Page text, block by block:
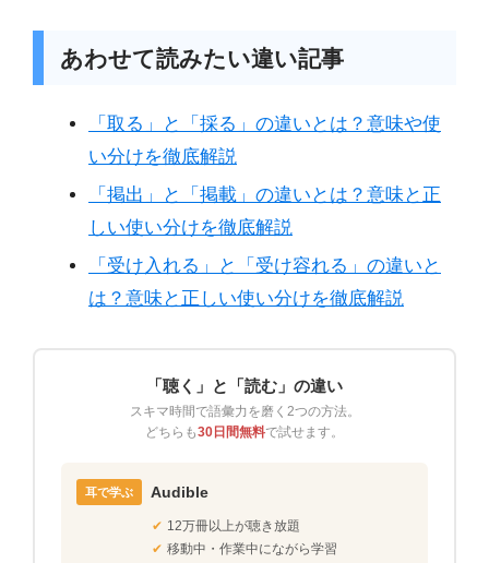
あわせて読みたい違い記事
「取る」と「採る」の違いとは？意味や使
い分けを徹底解説
「掲出」と「掲載」の違いとは？意味と正
しい使い分けを徹底解説
「受け入れる」と「受け容れる」の違いと
は？意味と正しい使い分けを徹底解説
「聴く」と「読む」の違い
スキマ時間で語彙力を磨く2つの方法。
どちらも30日間無料で試せます。
耳で学ぶ Audible
✔ 12万冊以上が聴き放題
✔ 移動中・作業中にながら学習